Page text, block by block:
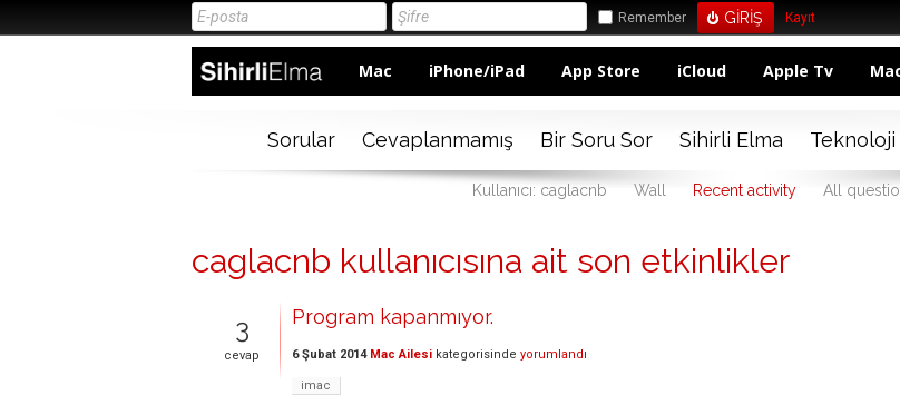
Remember Kayıt
Mac iPhone/iPad App Store iCloud Apple Tv
Sorular Cevaplanmamış Bir Soru Sor Sihirli Elma
Kullanıcı: caglacnb Wall Recent activity All
caglacnb kullanıcısına ait son etkinlikler
3
cevap
Program kapanmıyor.
6 Şubat 2014 Mac Ailesi kategorisinde yorumlandı
imac